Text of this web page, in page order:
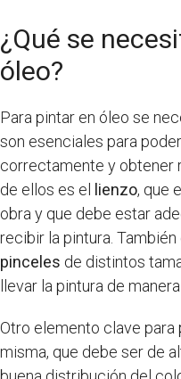
¿Qué se
óleo?
Para pintar en óleo se
son esenciales para
correctamente y obtener
de ellos es el lienzo, que
obra y que debe estar
recibir la pintura.
pinceles de distintos
llevar la pintura de
Otro elemento clave para
misma, que debe ser de